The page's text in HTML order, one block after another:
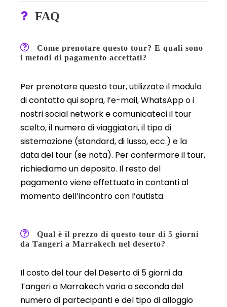
FAQ
Come prenotare questo tour? E quali sono
i metodi di pagamento accettati?
Per prenotare questo tour, utilizzate il modulo
di contatto qui sopra, l’e-mail, WhatsApp o i
nostri social network e comunicateci il tour
scelto, il numero di viaggiatori, il tipo di
sistemazione (standard, di lusso, ecc.) e la
data del tour (se nota). Per confermare il tour,
richiediamo un deposito. Il resto del
pagamento viene effettuato in contanti al
momento dell’incontro con l’autista.
Qual è il prezzo di questo tour di 5 giorni
da Tangeri a Marrakech nel deserto?
Il costo del tour del Deserto di 5 giorni da
Tangeri a Marrakech varia a seconda del
numero di partecipanti e del tipo di alloggio